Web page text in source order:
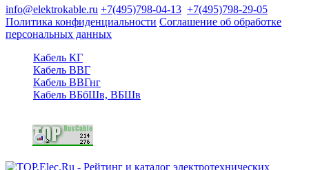
info@elektrokable.ru +7(495)798-04-13 +7(495)798-29-05
Политика конфиденциальности Соглашение об обработке
персональных данных
Кабель КГ
Кабель ВВГ
Кабель ВВГнг
Кабель ВБбШв, ВБШв